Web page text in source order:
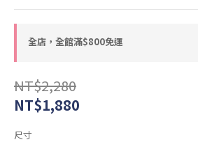
全店，全館滿$800免運
NT$2,280
NT$1,880
尺寸